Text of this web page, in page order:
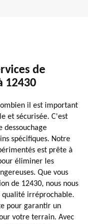
de
12430
il est important
et sécurisée. C'est
dessouchage
spécifiques. Notre
est prête à
éliminer les
Que vous
de 12430, nous nous
qualité irréprochable.
pour garantir un
votre terrain. Avec